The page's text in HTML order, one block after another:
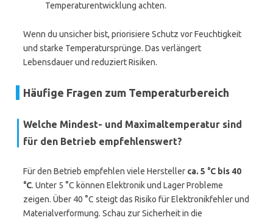
Temperaturentwicklung achten.
Wenn du unsicher bist, priorisiere Schutz vor Feuchtigkeit
und starke Temperatursprünge. Das verlängert
Lebensdauer und reduziert Risiken.
Häufige Fragen zum Temperaturbereich
Welche Mindest- und Maximaltemperatur sind
für den Betrieb empfehlenswert?
Für den Betrieb empfehlen viele Hersteller ca. 5 °C bis 40
°C. Unter 5 °C können Elektronik und Lager Probleme
zeigen. Über 40 °C steigt das Risiko für Elektronikfehler und
Materialverformung. Schau zur Sicherheit in die